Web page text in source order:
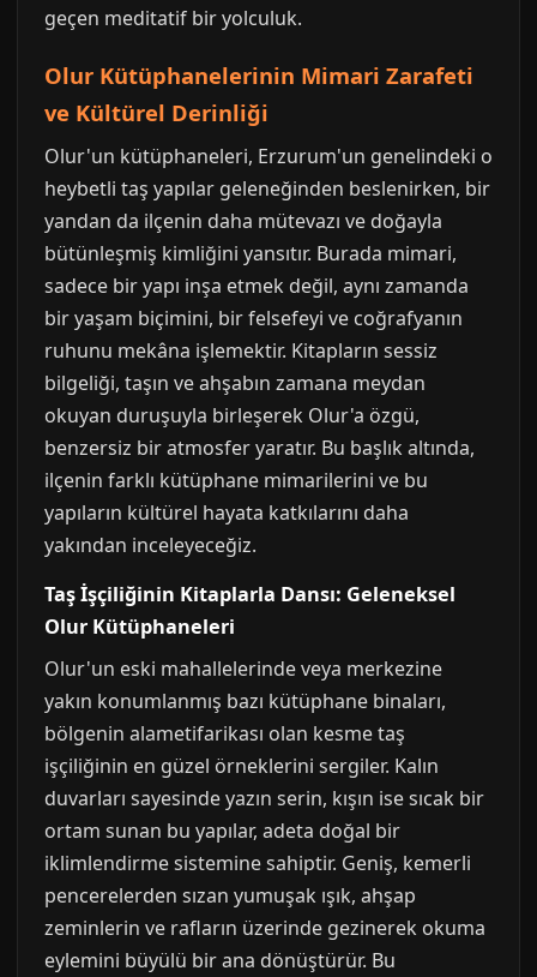
geçen meditatif bir yolculuk.
Olur Kütüphanelerinin Mimari Zarafeti
ve Kültürel Derinliği
Olur'un kütüphaneleri, Erzurum'un genelindeki o
heybetli taş yapılar geleneğinden beslenirken, bir
yandan da ilçenin daha mütevazı ve doğayla
bütünleşmiş kimliğini yansıtır. Burada mimari,
sadece bir yapı inşa etmek değil, aynı zamanda
bir yaşam biçimini, bir felsefeyi ve coğrafyanın
ruhunu mekâna işlemektir. Kitapların sessiz
bilgeliği, taşın ve ahşabın zamana meydan
okuyan duruşuyla birleşerek Olur'a özgü,
benzersiz bir atmosfer yaratır. Bu başlık altında,
ilçenin farklı kütüphane mimarilerini ve bu
yapıların kültürel hayata katkılarını daha
yakından inceleyeceğiz.
Taş İşçiliğinin Kitaplarla Dansı: Geleneksel
Olur Kütüphaneleri
Olur'un eski mahallelerinde veya merkezine
yakın konumlanmış bazı kütüphane binaları,
bölgenin alametifarikası olan kesme taş
işçiliğinin en güzel örneklerini sergiler. Kalın
duvarları sayesinde yazın serin, kışın ise sıcak bir
ortam sunan bu yapılar, adeta doğal bir
iklimlendirme sistemine sahiptir. Geniş, kemerli
pencerelerden sızan yumuşak ışık, ahşap
zeminlerin ve rafların üzerinde gezinerek okuma
eylemini büyülü bir ana dönüştürür. Bu